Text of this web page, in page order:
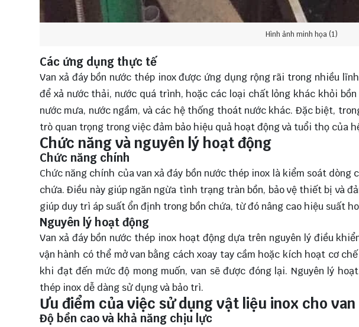
Hình ảnh minh họa (1)
Các ứng dụng thực tế
Van xả đáy bồn nước thép inox được ứng dụng rộng rãi trong nhiều
để xả nước thải, nước quá trình, hoặc các loại chất lỏng khác khỏi
nước mưa, nước ngầm, và các hệ thống thoát nước khác. Đặc biệt,
trò quan trọng trong việc đảm bảo hiệu quả hoạt động và tuổi thọ của
Chức năng và nguyên lý hoạt động
Chức năng chính
Chức năng chính của van xả đáy bồn nước thép inox là kiểm soát
chứa. Điều này giúp ngăn ngừa tình trạng tràn bồn, bảo vệ thiết bị và
giúp duy trì áp suất ổn định trong bồn chứa, từ đó nâng cao hiệu suất
Nguyên lý hoạt động
Van xả đáy bồn nước thép inox hoạt động dựa trên nguyên lý điều
vận hành có thể mở van bằng cách xoay tay cầm hoặc kích hoạt cơ
khi đạt đến mức độ mong muốn, van sẽ được đóng lại. Nguyên lý
thép inox dễ dàng sử dụng và bảo trì.
Ưu điểm của việc sử dụng vật liệu inox cho van
Độ bền cao và khả năng chịu lực